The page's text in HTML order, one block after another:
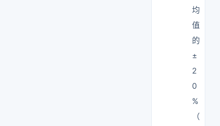
均
值
的
±
2
0
%
（